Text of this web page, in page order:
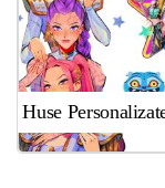
Huse